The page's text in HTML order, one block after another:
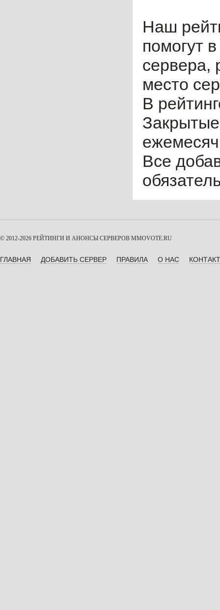
Наш
помогут
сервера,
место
В
Все
© 2012-2026 РЕЙТИНГИ И АНОНСЫ СЕРВЕРОВ MMOVOTE.RU
ГЛАВНАЯ ДОБАВИТЬ СЕРВЕР ПРАВИЛА О НАС